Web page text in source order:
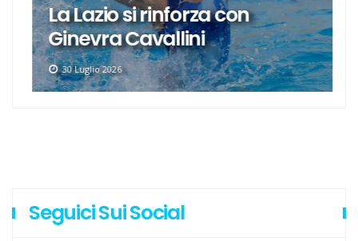
La Lazio si rinforza con
Ginevra Cavallini
30 Luglio 2026
Seguici Sui Social